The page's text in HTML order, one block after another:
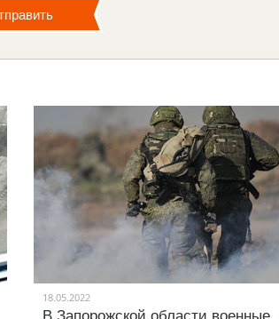
18.05.2022